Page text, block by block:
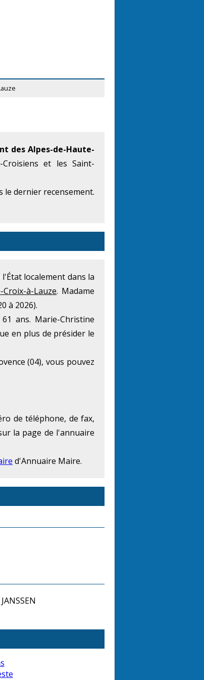
des Alpes-de-Haute-
et les Saint-
le dernier recensement.
localement dans la
à-Lauze. Madame
à 2026).
ans. Marie-Christine
en plus de présider le
(04), vous pouvez
de téléphone, de fax,
la page de l'annuaire
d'Annuaire Maire.